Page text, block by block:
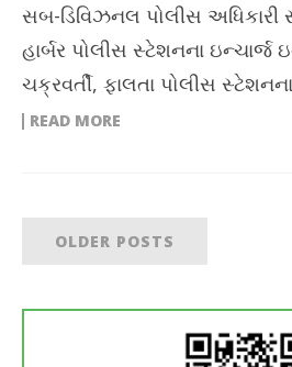
સબ-ડિવિઝનલ પોલીસ
હાર્બર પોલીસ સ્ટેશનના ઇન્ચાર્જ
ચક્રવર્તી, ફાલતા પોલીસ
READ MORE
OLDER POSTS